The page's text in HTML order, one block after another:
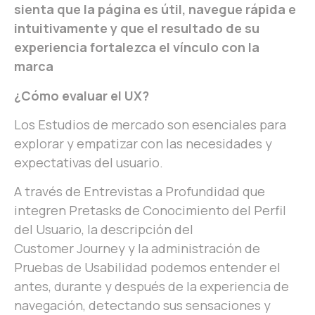
sienta que la página es útil, navegue rápida e
intuitivamente y que el resultado de su
experiencia fortalezca el vínculo con la
marca
¿Cómo evaluar el UX?
Los Estudios de mercado son esenciales para
explorar y empatizar con las necesidades y
expectativas del usuario.
A través de Entrevistas a Profundidad que
integren Pretasks de Conocimiento del Perfil
del Usuario, la descripción del
Customer Journey y la administración de
Pruebas de Usabilidad podemos entender el
antes, durante y después de la experiencia de
navegación, detectando sus sensaciones y